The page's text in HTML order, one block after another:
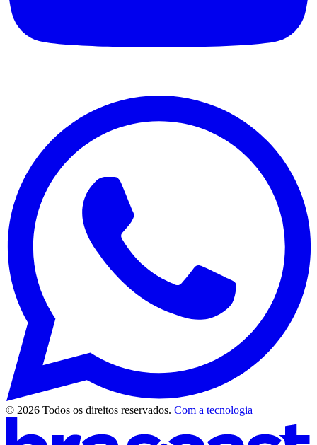
© 2026 Todos os direitos reservados. Com a tecnologia